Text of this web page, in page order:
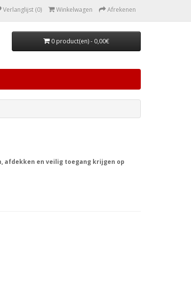
Verlanglijst (0) Winkelwagen Afrekenen
0 product(en) - 0,00€
afdekken en veilig toegang krijgen op